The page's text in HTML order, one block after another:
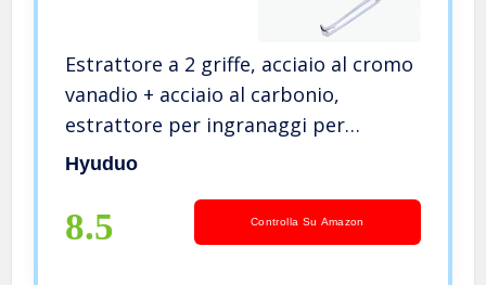
Estrattore a 2 griffe, acciaio al cromo
vanadio + acciaio al carbonio,
estrattore per ingranaggi per
cuscinetti, livello professionale di
auto(4in)
Hyuduo
8.5 Controlla Su Amazon